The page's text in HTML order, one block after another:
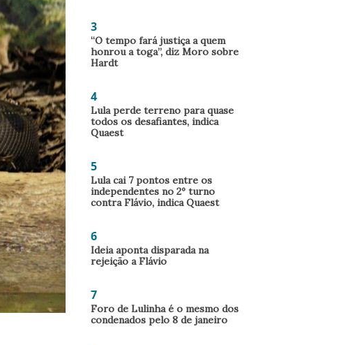
3
“O tempo fará justiça a quem
honrou a toga”, diz Moro sobre
Hardt
4
Lula perde terreno para quase
todos os desafiantes, indica
Quaest
5
Lula cai 7 pontos entre os
independentes no 2º turno
contra Flávio, indica Quaest
6
Ideia aponta disparada na
rejeição a Flávio
7
Foro de Lulinha é o mesmo dos
condenados pelo 8 de janeiro